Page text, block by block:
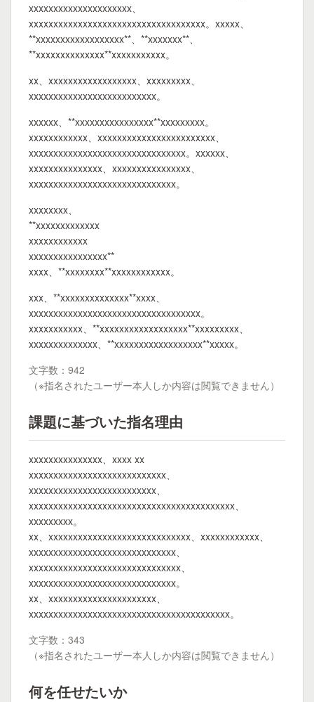
xxxxxxxxxxxxxxxxxxxxx、
xxxxxxxxxxxxxxxxxxxxxxxxxxxxxxxxxxxx。xxxxx、
**xxxxxxxxxxxxxxxxxx**、**xxxxxxx**、
**xxxxxxxxxxxxxx**xxxxxxxxxxx。
xx、xxxxxxxxxxxxxxxxxx、xxxxxxxxx、
xxxxxxxxxxxxxxxxxxxxxxxxxx。
xxxxxx、**xxxxxxxxxxxxxxxx**xxxxxxxxx。
xxxxxxxxxxxx、xxxxxxxxxxxxxxxxxxxxxxxx、
xxxxxxxxxxxxxxxxxxxxxxxxxxxxxxxx。xxxxxx、
xxxxxxxxxxxxxxx、xxxxxxxxxxxxxxxx、
xxxxxxxxxxxxxxxxxxxxxxxxxxxxxx。
xxxxxxxx、
**xxxxxxxxxxxxx
xxxxxxxxxxxx
xxxxxxxxxxxxxxxx**
xxxx、**xxxxxxxx**xxxxxxxxxxxx。
xxx、**xxxxxxxxxxxxxx**xxxx、
xxxxxxxxxxxxxxxxxxxxxxxxxxxxxxxxxxx。
xxxxxxxxxxx、**xxxxxxxxxxxxxxxxxx**xxxxxxxxx、
xxxxxxxxxxxxxx、**xxxxxxxxxxxxxxxxxx**xxxxx。
文字数：942
（※指名されたユーザー本人しか内容は閲覧できません）
課題に基づいた指名理由
xxxxxxxxxxxxxxx、xxxx xx
xxxxxxxxxxxxxxxxxxxxxxxxxxxx、
xxxxxxxxxxxxxxxxxxxxxxxxxx、
xxxxxxxxxxxxxxxxxxxxxxxxxxxxxxxxxxxxxxxxxx、
xxxxxxxxx。
xx、xxxxxxxxxxxxxxxxxxxxxxxxxxxxx、xxxxxxxxxxxx、
xxxxxxxxxxxxxxxxxxxxxxxxxxxxxx、
xxxxxxxxxxxxxxxxxxxxxxxxxxxxxxx、
xxxxxxxxxxxxxxxxxxxxxxxxxxxxxx。
xx、xxxxxxxxxxxxxxxxxxxxxx、
xxxxxxxxxxxxxxxxxxxxxxxxxxxxxxxxxxxxxxxxx。
文字数：343
（※指名されたユーザー本人しか内容は閲覧できません）
何を任せたいか